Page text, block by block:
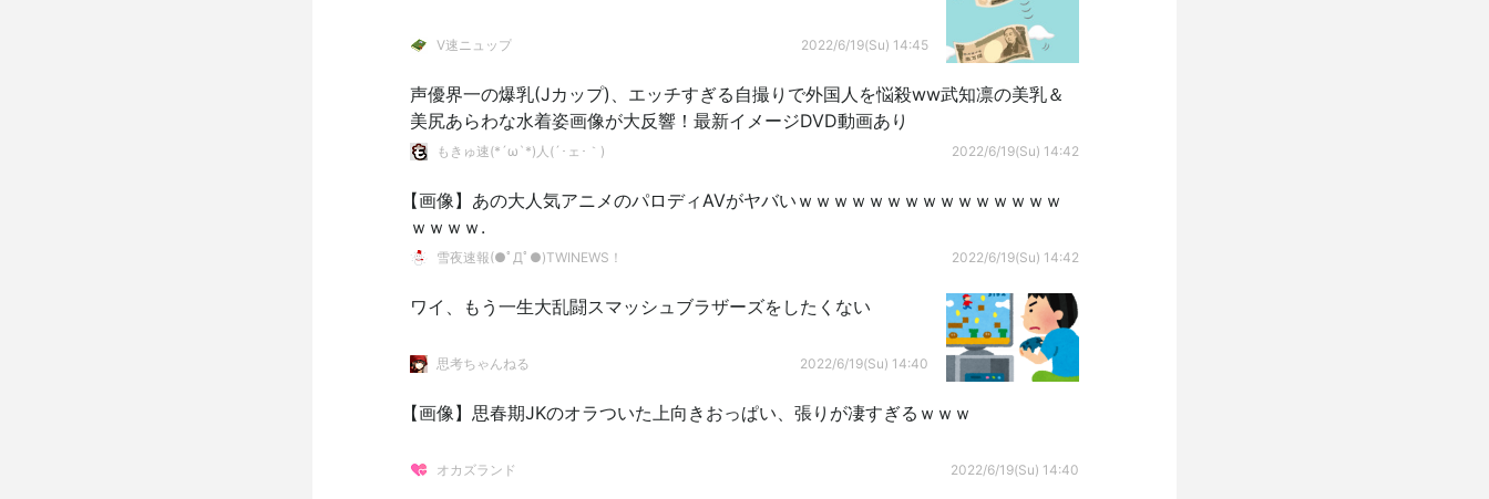
V速ニュップ 2022/6/19(Su) 14:45
声優界一の爆乳(Jカップ)、エッチすぎる自撮りで外国人を悩殺ww武知凛の美乳＆
美尻あらわな水着姿画像が大反響！最新イメージDVD動画あり
もきゅ速(*´ω`*)人(´･ェ･｀) 2022/6/19(Su) 14:42
【画像】あの大人気アニメのパロディAVがヤバいｗｗｗｗｗｗｗｗｗｗｗｗｗｗｗ
ｗｗｗｗ.
雪夜速報(●ﾟДﾟ●)TWINEWS！ 2022/6/19(Su) 14:42
ワイ、もう一生大乱闘スマッシュブラザーズをしたくない
思考ちゃんねる 2022/6/19(Su) 14:40
【画像】思春期JKのオラついた上向きおっぱい、張りが凄すぎるｗｗｗ
オカズランド 2022/6/19(Su) 14:40